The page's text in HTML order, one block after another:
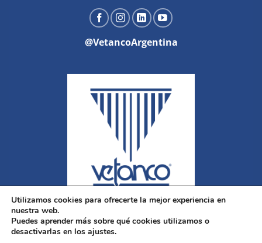
@VetancoArgentina
Utilizamos cookies para ofrecerte la mejor experiencia en
nuestra web.
Puedes aprender más sobre qué cookies utilizamos o
desactivarlas en los ajustes.